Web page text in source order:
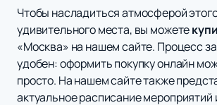
Чтобы насладиться атмосферой
удивительного места, вы можете
«Москва» на нашем сайте. Процесс
удобен: оформить покупку онлайн
просто. На нашем сайте также
актуальное расписание